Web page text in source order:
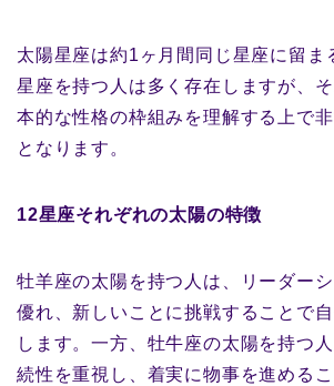
太陽星座は約1ヶ月間同じ星座に留ま
星座を持つ人は多く存在しますが、
本的な性格の枠組みを理解する上で
となります。
12星座それぞれの太陽の特徴
牡羊座の太陽を持つ人は、リーダー
優れ、新しいことに挑戦することで
します。一方、牡牛座の太陽を持つ
続性を重視し、着実に物事を進める